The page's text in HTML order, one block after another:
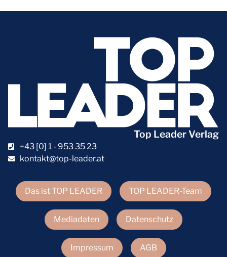
Das ist TOP LEADER TOP LEADER-Team
Mediadaten Datenschutz
Impressum AGB
Top Leader Verlag
+43 [0] 1 - 953 35 23
kontakt@top-leader.at